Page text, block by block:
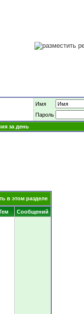
Имя
Пароль
за день
в этом разделе
Сообщений